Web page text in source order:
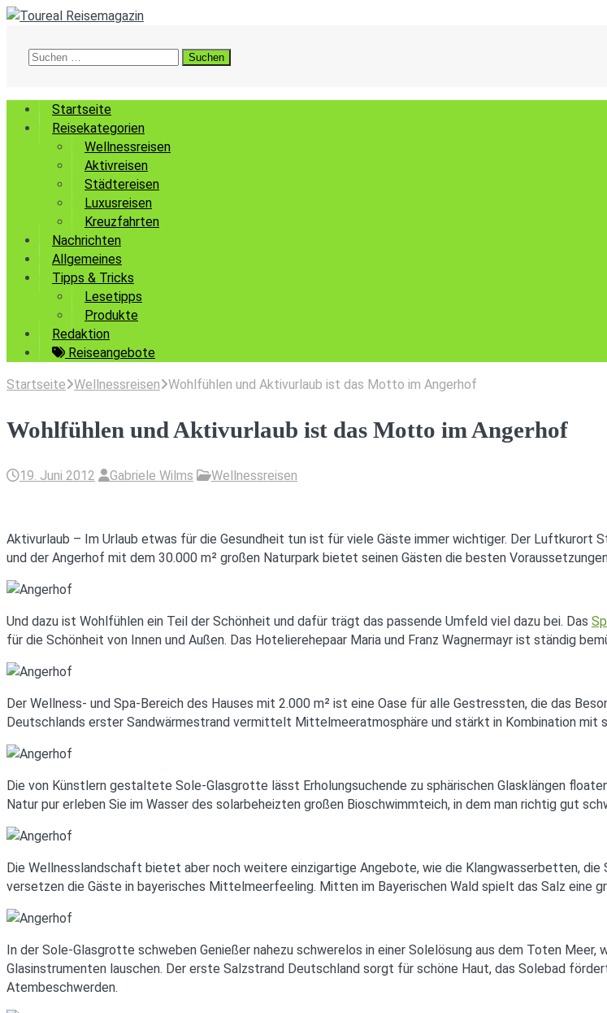
Suchen
Startseite
Reisekategorien
Wellnessreisen
Aktivreisen
Städtereisen
Luxusreisen
Kreuzfahrten
Nachrichten
Allgemeines
Tipps & Tricks
Lesetipps
Produkte
Redaktion
Reiseangebote
Startseite Wellnessreisen Wohlfühlen und Aktivurlaub ist das Motto im Angerhof
Wohlfühlen und Aktivurlaub ist das Motto im Angerhof
19. Juni 2012 Gabriele Wilms Wellnessreisen
Aktivurlaub – Im Urlaub etwas für die Gesundheit tun ist für viele Gäste immer wichtiger. Der Luftkurort
und der Angerhof mit dem 30.000 m² großen Naturpark bietet seinen Gästen die besten
Und dazu ist Wohlfühlen ein Teil der Schönheit und dafür trägt das passende Umfeld viel dazu bei. Das
für die Schönheit von Innen und Außen. Das Hotelierehepaar Maria und Franz Wagnermayr ist ständig
Der Wellness- und Spa-Bereich des Hauses mit 2.000 m² ist eine Oase für alle Gestressten, die das
Deutschlands erster Sandwärmestrand vermittelt Mittelmeeratmosphäre und stärkt in Kombination mit
Die von Künstlern gestaltete Sole-Glasgrotte lässt Erholungsuchende zu sphärischen Glasklängen
Natur pur erleben Sie im Wasser des solarbeheizten großen Bioschwimmteich, in dem man richtig gut
Die Wellnesslandschaft bietet aber noch weitere einzigartige Angebote, wie die Klangwasserbetten,
versetzen die Gäste in bayerisches Mittelmeerfeeling. Mitten im Bayerischen Wald spielt das Salz eine
In der Sole-Glasgrotte schweben Genießer nahezu schwerelos in einer Solelösung aus dem Toten Meer,
Glasinstrumenten lauschen. Der erste Salzstrand Deutschland sorgt für schöne Haut, das Solebad
Atembeschwerden.